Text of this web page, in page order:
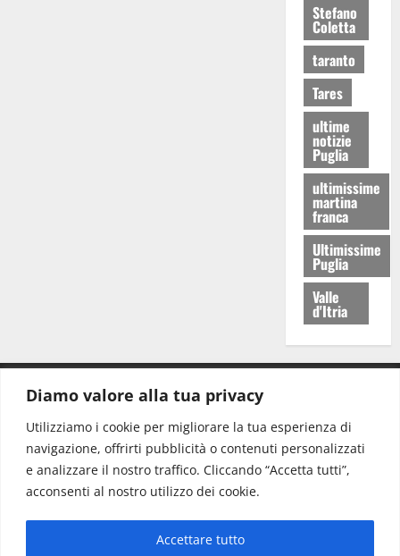
Diamo valore alla tua privacy
Utilizziamo i cookie per migliorare la tua esperienza di
navigazione, offrirti pubblicità o contenuti personalizzati
e analizzare il nostro traffico. Cliccando “Accetta tutti”,
acconsenti al nostro utilizzo dei cookie.
Accettare tutto
Stefano
Coletta
taranto
Tares
ultime
notizie
Puglia
ultimissime
martina
franca
Ultimissime
Puglia
Valle
d'Itria
Redazione: redazione@www.martinasera.it
Direttore:direttore@www.martinasera.it
Info & Commerciale:info@www.martinasera.it